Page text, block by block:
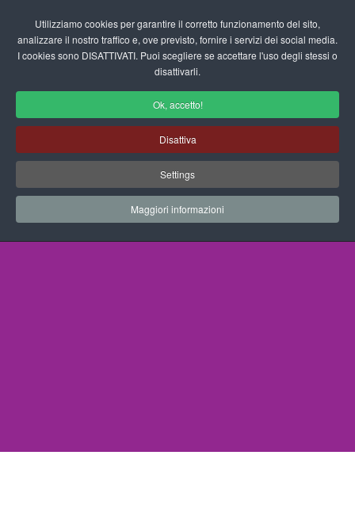
Utilizziamo cookies per garantire il corretto funzionamento del sito,
analizzare il nostro traffico e, ove previsto, fornire i servizi dei social media.
I cookies sono DISATTIVATI. Puoi scegliere se accettare l'uso degli stessi o
disattivarli.
Ok, accetto!
Disattiva
Settings
Maggiori informazioni
fas
Filastrocche sugli Animali
Home Scuola Materna Filastrocche
Sezione A